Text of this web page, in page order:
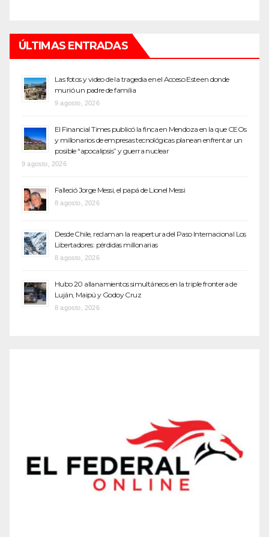
ÚLTIMAS ENTRADAS
Las fotos y video de la tragedia en el Acceso Este en donde
murió un padre de familia
9 agosto, 2026
El Financial Times publicó la finca en Mendoza en la que CEOs
y millonarios de empresas tecnológicas planean enfrentar un
posible “apocalipsis” y guerra nuclear
9 agosto, 2026
Falleció Jorge Messi, el papá de Lionel Messi
8 agosto, 2026
Desde Chile, reclaman la reapertura del Paso Internacional Los
Libertadores: pérdidas millonarias
8 agosto, 2026
Hubo 20 allanamientos simultáneos en la triple frontera de
Luján, Maipú y Godoy Cruz
8 agosto, 2026